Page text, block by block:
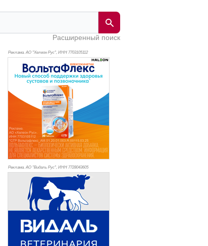
Расширенный поиск
Реклама. АО "Хелеон Рус", ИНН 7703105112
Реклама. АО "Видаль Рус", ИНН 7728043605